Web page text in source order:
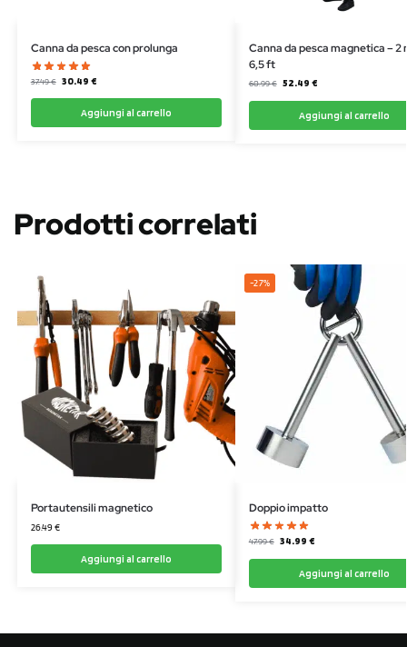
Canna da pesca con prolunga
37.49€ 30.49 €
Aggiungi al carrello
Canna da pesca magnetica –
6,5 ft
60.99€ 52.49 €
Aggiungi al carrello
Prodotti correlati
Portautensili magnetico
26.49 €
Aggiungi al carrello
-27%
Doppio impatto
47.99€ 34.99 €
Aggiungi al carrello